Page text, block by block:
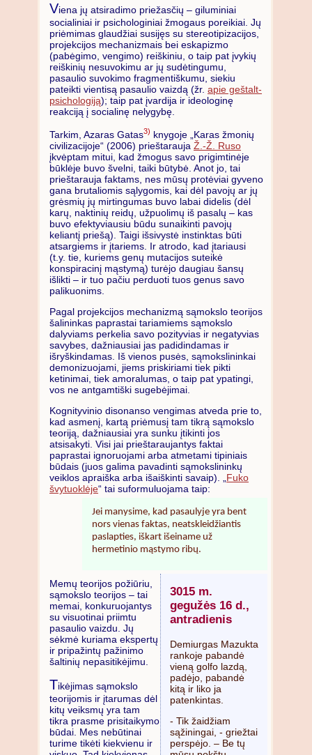
Viena jų atsiradimo priežasčių – giluminiai
socialiniai ir psichologiniai žmogaus poreikiai. Jų
priėmimas glaudžiai susijęs su stereotipizacijos,
projekcijos mechanizmais bei eskapizmo
(pabėgimo, vengimo) reiškiniu, o taip pat įvykių
reiškinių nesuvokimu ar jų sudėtingumu,
pasaulio suvokimo fragmentiškumu, siekiu
pateikti vientisą pasaulio vaizdą (žr. apie geštalt-
psichologiją); taip pat įvardija ir ideologinę
reakciją į socialinę nelygybę.
Tarkim, Azaras Gatas3) knygoje „Karas žmonių
civilizacijoje“ (2006) prieštarauja Ž.-Ž. Ruso
įkvėptam mitui, kad žmogus savo prigimtinėje
būklėje buvo švelni, taiki būtybė. Anot jo, tai
prieštarauja faktams, nes mūsų protėviai gyveno
gana brutaliomis sąlygomis, kai dėl pavojų ar jų
grėsmių jų mirtingumas buvo labai didelis (dėl
karų, naktinių reidų, užpuolimų iš pasalų – kas
buvo efektyviausiu būdu sunaikinti pavojų
keliantį priešą). Taigi išsivystė instinktas būti
atsargiems ir įtariems. Ir atrodo, kad įtariausi
(t.y. tie, kuriems genų mutacijos suteikė
konspiracinį mąstymą) turėjo daugiau šansų
išlikti – ir tuo pačiu perduoti tuos genus savo
palikuonims.
Pagal projekcijos mechanizmą sąmokslo teorijos
šalininkas paprastai tariamiems sąmokslo
dalyviams perkelia savo pozityvias ir negatyvias
savybes, dažniausiai jas padidindamas ir
išryškindamas. Iš vienos pusės, sąmokslininkai
demonizuojami, jiems priskiriami tiek pikti
ketinimai, tiek amoralumas, o taip pat ypatingi,
vos ne antgamtiški sugebėjimai.
Kognityvinio disonanso vengimas atveda prie to,
kad asmenį, kartą priėmusį tam tikrą sąmokslo
teoriją, dažniausiai yra sunku įtikinti jos
atsisakyti. Visi jai prieštaraujantys faktai
paprastai ignoruojami arba atmetami tipiniais
būdais (juos galima pavadinti sąmokslininkų
veiklos apraiška arba išaiškinti savaip). „ Fuko
švytuoklėje“ tai suformuluojama taip:
Jei manysime, kad pasaulyje yra bent
nors vienas faktas, neatskleidžiantis
paslapties, iškart išeiname už
hermetinio mąstymo ribų.
3015 m.
gegužės 16 d.,
antradienis
Demiurgas Mazukta
rankoje pabandė
vieną golfo lazdą,
padėjo, pabandė
kitą ir liko ja
patenkintas.
- Tik žaidžiam
sąžiningai, - griežtai
perspėjo. – Be tų
Memų teorijos požiūriu,
sąmokslo teorijos – tai
memai, konkuruojantys
su visuotinai priimtu
pasaulio vaizdu. Jų
sėkmė kuriama ekspertų
ir pripažintų pažinimo
šaltinių nepasitikėjimu.
Tikėjimas sąmokslo
teorijomis ir įtarumas dėl
kitų veiksmų yra tam
tikra prasme prisitaikymo
būdai. Mes nebūtinai
turime tikėti kiekvienu ir